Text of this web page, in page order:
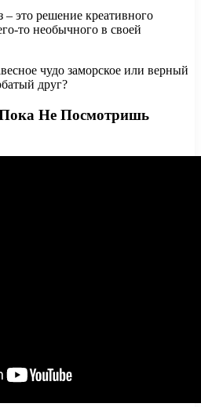
это решение креативного
то необычного в своей
Не Посмотришь